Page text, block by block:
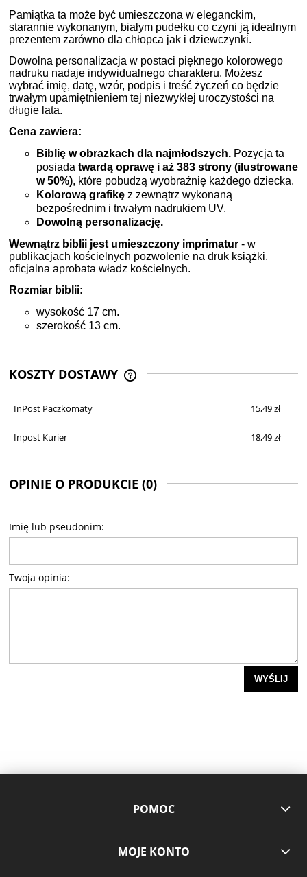
Pamiątka ta może być umieszczona w eleganckim,
starannie wykonanym, białym pudełku co czyni ją idealnym
prezentem zarówno dla chłopca jak i dziewczynki.
Dowolna personalizacja w postaci pięknego kolorowego
nadruku nadaje indywidualnego charakteru. Możesz
wybrać imię, datę, wzór, podpis i treść życzeń co będzie
trwałym upamiętnieniem tej niezwykłej uroczystości na
długie lata.
Cena zawiera:
Biblię w obrazkach dla najmłodszych. Pozycja ta
posiada twardą oprawę i aż 383 strony (ilustrowane
w 50%), które pobudzą wyobraźnię każdego dziecka.
Kolorową grafikę z zewnątrz wykonaną
bezpośrednim i trwałym nadrukiem UV.
Dowolną personalizację.
Wewnątrz biblii jest umieszczony imprimatur - w
publikacjach kościelnych pozwolenie na druk książki,
oficjalna aprobata władz kościelnych.
Rozmiar biblii:
wysokość 17 cm.
szerokość 13 cm.
KOSZTY DOSTAWY
InPost Paczkomaty
15,49 zł
Inpost Kurier 18,49 zł
OPINIE O PRODUKCIE (0)
Imię lub pseudonim:
Twoja opinia:
WYŚLIJ
POMOC
MOJE KONTO